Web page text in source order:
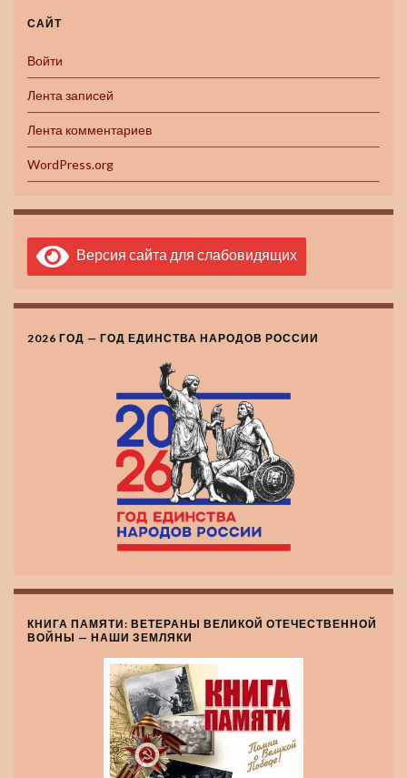
САЙТ
Войти
Лента записей
Лента комментариев
WordPress.org
Версия сайта для слабовидящих
2026 ГОД — ГОД ЕДИНСТВА НАРОДОВ РОССИИ
КНИГА ПАМЯТИ: ВЕТЕРАНЫ ВЕЛИКОЙ ОТЕЧЕСТВЕННОЙ
ВОЙНЫ — НАШИ ЗЕМЛЯКИ